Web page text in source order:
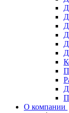
О компании